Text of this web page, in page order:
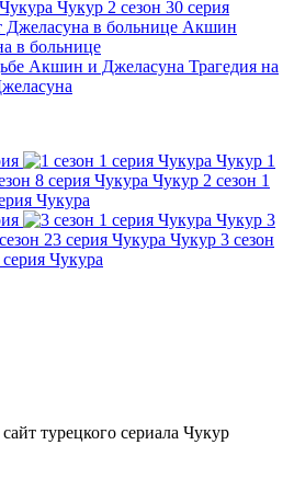
Чукур 2 сезон 30 серия
Акшин
в больнице
Трагедия на
Чукур 1
Чукур 2 сезон 1
Чукур 3
Чукур 3 сезон
турецкого сериала Чукур